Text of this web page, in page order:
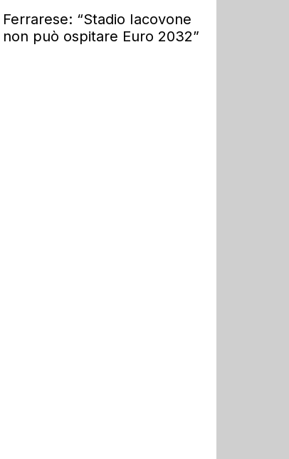
Ferrarese: “Stadio Iacovone
non può ospitare Euro 2032”